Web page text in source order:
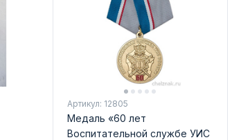
Артикул: 12805
Медаль «60 лет
Воспитательной службе УИС